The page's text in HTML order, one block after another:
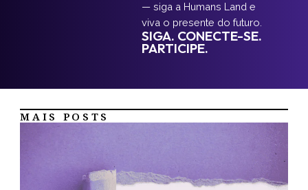
— siga a Humans Land e
viva o presente do futuro.
SIGA. CONECTE-SE.
PARTICIPE.
MAIS POSTS